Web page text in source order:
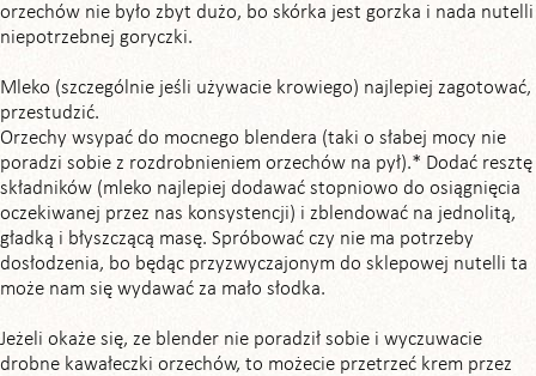
orzechów nie było zbyt dużo, bo skórka jest gorzka i nada nutelli
niepotrzebnej goryczki.
Mleko (szczególnie jeśli używacie krowiego) najlepiej zagotować,
przestudzić.
Orzechy wsypać do mocnego blendera (taki o słabej mocy nie
poradzi sobie z rozdrobnieniem orzechów na pył).* Dodać resztę
składników (mleko najlepiej dodawać stopniowo do osiągnięcia
oczekiwanej przez nas konsystencji) i zblendować na jednolitą,
gładką i błyszczącą masę. Spróbować czy nie ma potrzeby
dosłodzenia, bo będąc przyzwyczajonym do sklepowej nutelli ta
może nam się wydawać za mało słodka.
Jeżeli okaże się, ze blender nie poradził sobie i wyczuwacie
drobne kawałeczki orzechów, to możecie przetrzeć krem przez